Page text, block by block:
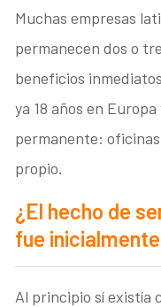
Muchas empresas
permanecen dos o
beneficios
ya 18 años en
permanente:
propio.
¿El hecho de
fue
Al principio sí existía